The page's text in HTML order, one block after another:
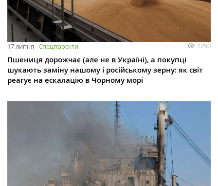
17 липня Спецпроєкти 1250
Пшениця дорожчає (але не в Україні), а покупці
шукають заміну нашому і російському зерну: як світ
реагує на ескалацію в Чорному морі